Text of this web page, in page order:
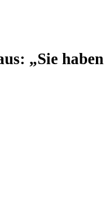
„Sie haben